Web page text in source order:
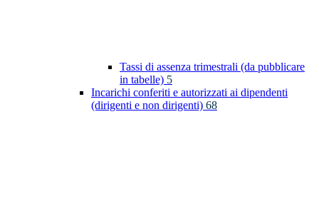
Tassi di assenza trimestrali (da pubblicare
in tabelle) 5
Incarichi conferiti e autorizzati ai dipendenti
(dirigenti e non dirigenti) 68